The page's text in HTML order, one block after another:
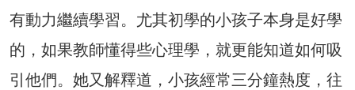
有動力繼續學習。尤其初學的小孩子本身是好學
的，如果教師懂得些心理學，就更能知道如何吸
引他們。她又解釋道，小孩經常三分鐘熱度，往